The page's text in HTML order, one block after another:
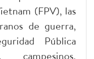
(FPV), las
de guerra,
Pública
campesinos,